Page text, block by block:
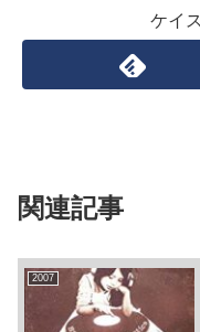
ケイ
関連記事
2007